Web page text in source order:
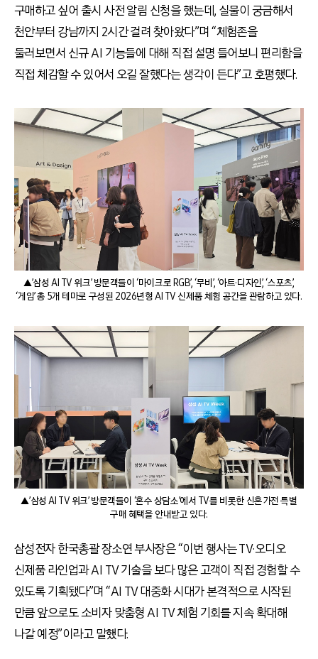
구매하고 싶어 출시 사전 알림 신청을 했는데, 실물이 궁금해서
천안부터 강남까지 2시간 걸려 찾아왔다”며 “체험존을
둘러보면서 신규 AI 기능들에 대해 직접 설명 들어보니 편리함을
직접 체감할 수 있어서 오길 잘했다는 생각이 든다”고 호평했다.
▲’삼성 AI TV 위크’ 방문객들이 ‘마이크로 RGB’, ‘무비’, ‘아트·디자인’, ‘스포츠’,
‘게임’ 총 5개 테마로 구성된 2026년형 AI TV 신제품 체험 공간을 관람하고 있다.
▲’삼성 AI TV 위크’ 방문객들이 ‘혼수 상담소’에서 TV를 비롯한 신혼가전 특별
구매 혜택을 안내받고 있다.
삼성전자 한국총괄 장소연 부사장은 “이번 행사는 TV·오디오
신제품 라인업과 AI TV 기술을 보다 많은 고객이 직접 경험할 수
있도록 기획됐다”며 “AI TV 대중화 시대가 본격적으로 시작된
만큼 앞으로도 소비자 맞춤형 AI TV 체험 기회를 지속 확대해
나갈 예정”이라고 말했다.